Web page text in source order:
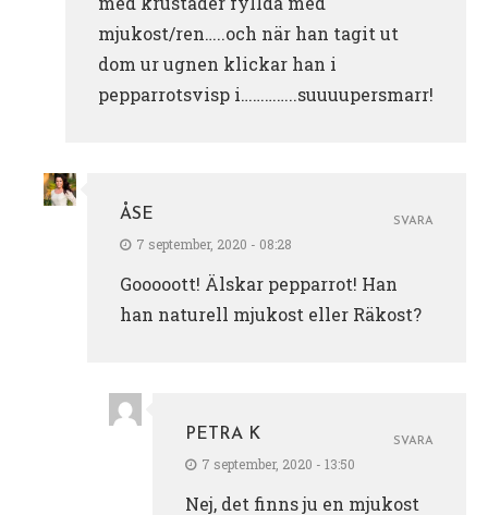
mjukost/ren…..och när han tagit ut
dom ur ugnen klickar han i
pepparrotsvisp i…………..suuuupersmarr!
ÅSE
7 september, 2020 - 08:28
Gooooott! Älskar pepparrot! Han
han naturell mjukost eller Räkost?
SVARA
PETRA K
7 september, 2020 - 13:50
Nej, det finns ju en mjukost
SVARA